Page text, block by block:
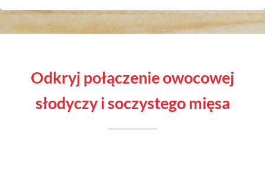
odkryj połączenie owocowej
słodyczy i soczystego mięsa